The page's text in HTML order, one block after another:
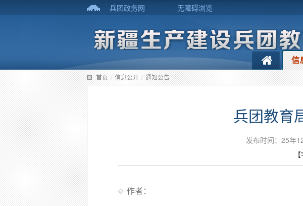
兵团政务网 无障碍浏览
信
首页 / 信息公开 / 通知公告
兵团教育
发布时间：25年
作者：